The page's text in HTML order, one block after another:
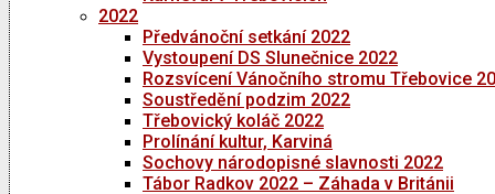
2022
Předvánoční setkání 2022
Vystoupení DS Slunečnice 2022
Rozsvícení Vánočního stromu Třebovice
Soustředění podzim 2022
Třebovický koláč 2022
Prolínání kultur, Karviná
Sochovy národopisné slavnosti 2022
Tábor Radkov 2022 – Záhada v Británii